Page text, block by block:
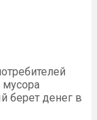
берет денег в